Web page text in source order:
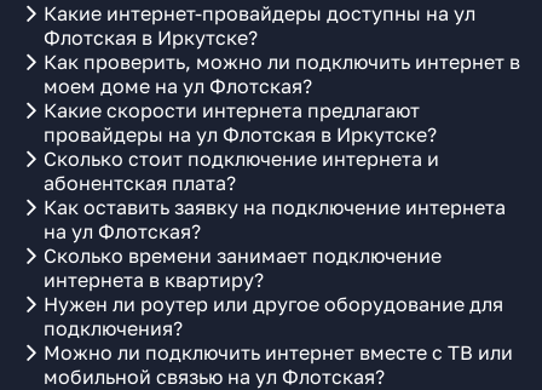
Какие интернет-провайдеры доступны на ул
Флотская в Иркутске?
Как проверить, можно ли подключить интернет в
моем доме на ул Флотская?
Какие скорости интернета предлагают
провайдеры на ул Флотская в Иркутске?
Сколько стоит подключение интернета и
абонентская плата?
Как оставить заявку на подключение интернета
на ул Флотская?
Сколько времени занимает подключение
интернета в квартиру?
Нужен ли роутер или другое оборудование для
подключения?
Можно ли подключить интернет вместе с ТВ или
мобильной связью на ул Флотская?